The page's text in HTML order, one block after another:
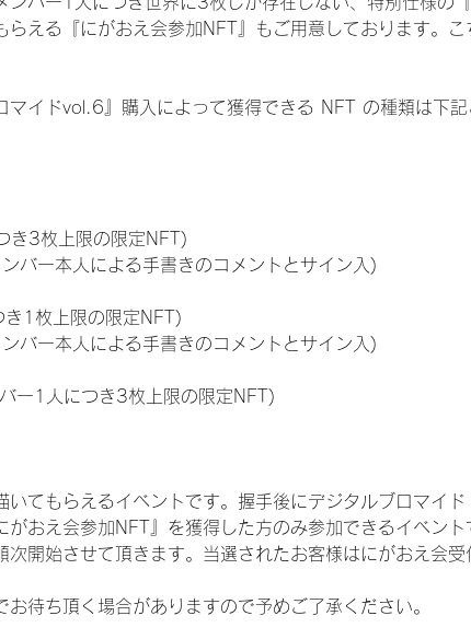
らえる『にがおえ会参加NFT』もご用意しております。
マイドvol.6』購入によって獲得できる NFT の種類は下記
き3枚上限の限定NFT)
バー本人による手書きのコメントとサイン入)
き1枚上限の限定NFT)
バー本人による手書きのコメントとサイン入)
ー1人につき3枚上限の限定NFT)
いてもらえるイベントです。握手後にデジタルブロマイ
がおえ会参加NFT』を獲得した方のみ参加できるイベン
次開始させて頂きます。当選されたお客様はにがおえ会
待ち頂く場合がありますので予めご了承ください。